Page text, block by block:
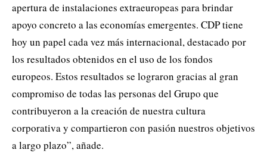
apertura de instalaciones extraeuropeas para brindar
apoyo concreto a las economías emergentes. CDP tiene
hoy un papel cada vez más internacional, destacado por
los resultados obtenidos en el uso de los fondos
europeos. Estos resultados se lograron gracias al gran
compromiso de todas las personas del Grupo que
contribuyeron a la creación de nuestra cultura
corporativa y compartieron con pasión nuestros objetivos
a largo plazo”, añade.